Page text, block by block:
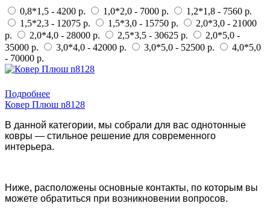
0,8*1,5 - 4200 р. 1,0*2,0 - 7000 р.
1,2*1,8 - 7560 р.
1,5*2,3 - 12075 р.
1,5*3,0 - 15750 р.
2,0*3,0 - 21000
р.
2,0*4,0 - 28000 р. 2,5*3,5 - 30625 р.
2,0*5,0 -
35000 р.
3,0*4,0 - 42000 р. 3,0*5,0 - 52500 р.
4,0*5,0
- 70000 р.
Подробнее
Ковер Плюш n8128
В данной категории, мы собрали для вас однотонные
ковры — стильное решение для современного
интерьера.
Ниже, расположены основные контакты, по которым вы
можете обратиться при возникновении вопросов.